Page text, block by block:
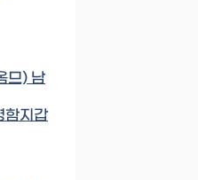
므) 남
지갑